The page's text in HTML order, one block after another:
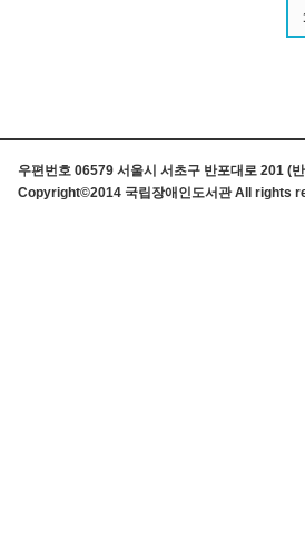
우편번호 06579 서울시 서초구 반포대로 201 (
Copyright©2014 국립장애인도서관 All rights